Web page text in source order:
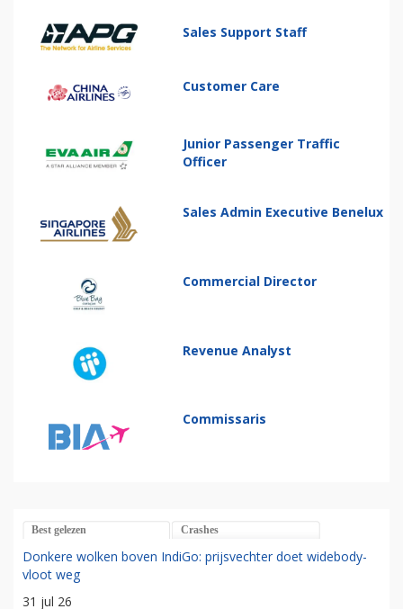
Sales Support Staff
Customer Care
Junior Passenger Traffic
Officer
Sales Admin Executive Benelux
Commercial Director
Revenue Analyst
Commissaris
Best gelezen Crashes
Donkere wolken boven IndiGo: prijsvechter doet widebody-
vloot weg
31 jul 26